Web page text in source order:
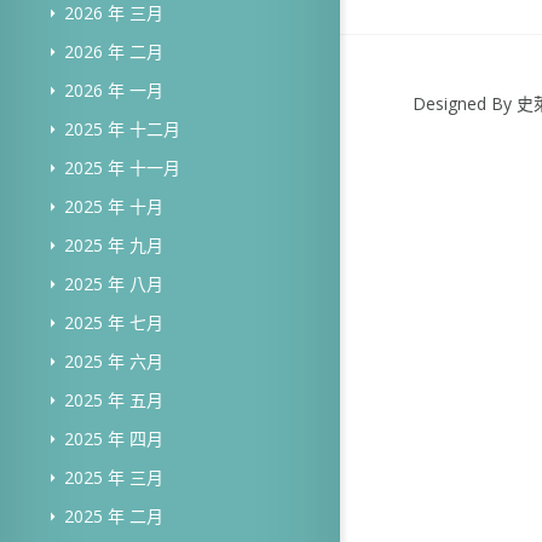
2026 年 三月
2026 年 二月
2026 年 一月
2025 年 十二月
2025 年 十一月
2025 年 十月
2025 年 九月
2025 年 八月
2025 年 七月
2025 年 六月
2025 年 五月
2025 年 四月
2025 年 三月
2025 年 二月
Designed By 史